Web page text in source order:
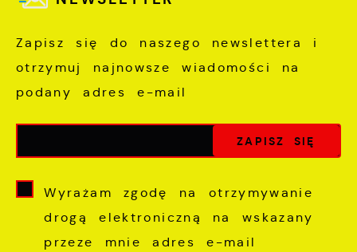
Zapisz się do naszego newslettera i
otrzymuj najnowsze wiadomości na
podany adres e-mail
Wyrażam zgodę na otrzymywanie
drogą elektroniczną na wskazany
przeze mnie adres e-mail